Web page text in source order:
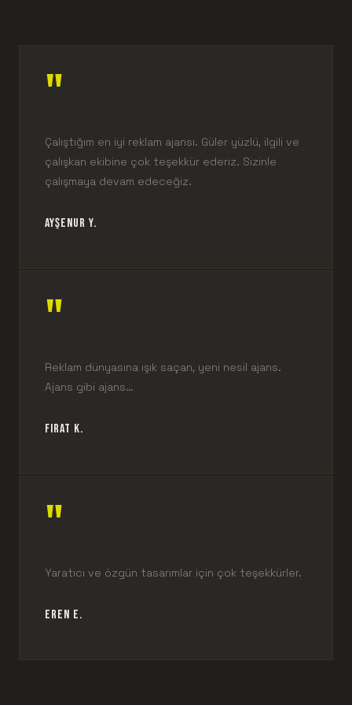
"
Çalıştığım en iyi reklam ajansı. Güler yüzlü, ilgili ve
çalışkan ekibine çok teşekkür ederiz. Sizinle
çalışmaya devam edeceğiz.
AYŞENUR Y.
"
Reklam dünyasına ışık saçan, yeni nesil ajans.
Ajans gibi ajans…
FIRAT K.
"
Yaratıcı ve özgün tasarımlar için çok teşekkürler.
EREN E.